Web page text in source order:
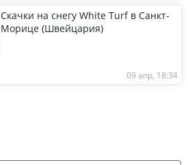
Скачки на снегу White Turf в Санкт-
Морице (Швейцария)
09 апр, 18:34